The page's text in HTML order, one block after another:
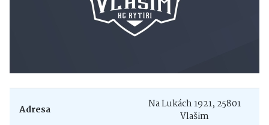
Adresa
Na Lukách 1921, 25801
Vlašim